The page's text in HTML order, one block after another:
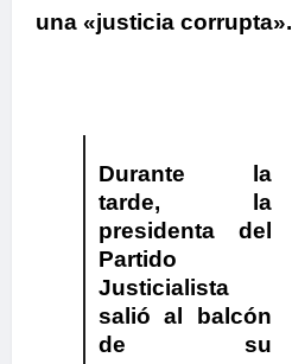
una «justicia corrupta».
​Durante la
tarde,
la
presidenta del
Partido
Justicialista
salió al balcón
de su